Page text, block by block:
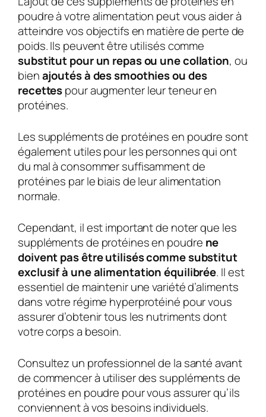
poudre à votre alimentation peut vous aider à
atteindre vos objectifs en matière de perte de
poids. Ils peuvent être utilisés comme
substitut pour un repas ou une collation, ou
bienajoutés à des smoothies ou des
recettespour augmenter leur teneur en
protéines.
Les suppléments de protéines en poudre sont
également utiles pour les personnes qui ont
du mal à consommer suffisamment de
protéines par le biais de leur alimentation
normale.
Cependant, il est important de noter que les
suppléments de protéines en poudre ne
doivent pas être utilisés comme substitut
exclusif à une alimentation équilibrée. Il est
essentiel de maintenir une variété d’aliments
dans votre régime hyperprotéiné pour vous
assurer d’obtenir tous les nutriments dont
votre corps a besoin.
Consultez un professionnel de la santé avant
de commencer à utiliser des suppléments de
protéines en poudre pour vous assurer qu’ils
conviennent à vos besoins individuels.